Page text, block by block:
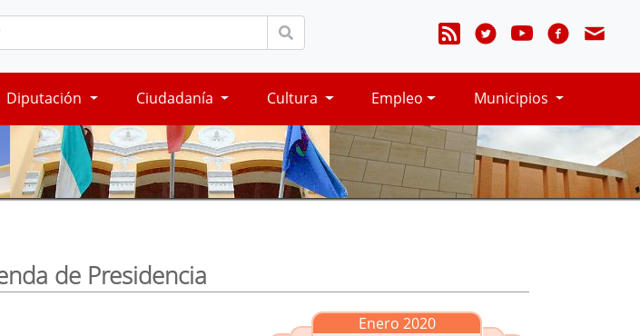
Diputación Ciudadanía Cultura Empleo Municipios
de Presidencia
Enero 2020